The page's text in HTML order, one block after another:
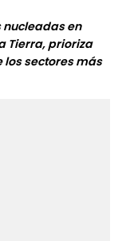
en
Tierra, prioriza
los sectores más